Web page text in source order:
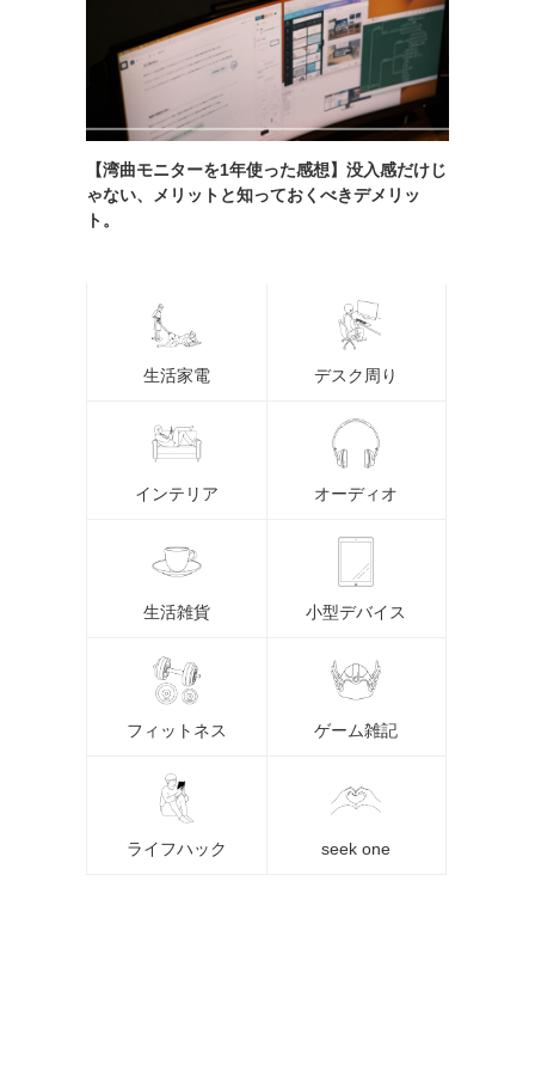
【湾曲モニターを1年使った感想】没入感だけじ
ゃない、メリットと知っておくべきデメリッ
ト。
生活家電 デスク周り
インテリア オーディオ
生活雑貨 小型デバイス
フィットネス ゲーム雑記
ライフハック seek one